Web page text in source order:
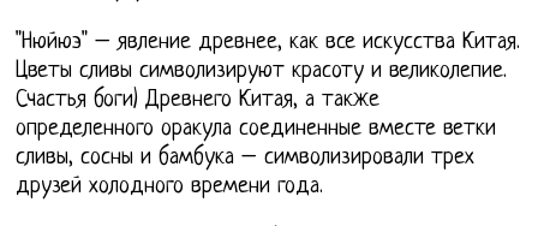
"Нюйюэ" – явление древнее, как все искусства Китая.
Цветы сливы символизируют красоту и великолепие.
Счастья боги) Древнего Китая, а также
определенного оракула соединенные вместе ветки
сливы, сосны и бамбука – символизировали трех
друзей холодного времени года.